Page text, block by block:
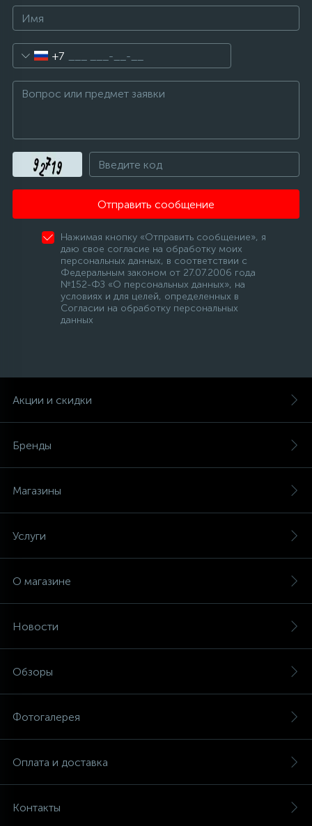
+7
Отправить сообщение
Нажимая кнопку «Отправить сообщение», я
даю свое согласие на обработку моих
персональных данных, в соответствии с
Федеральным законом от 27.07.2006 года
№152-ФЗ «О персональных данных», на
условиях и для целей, определенных в
Согласии на обработку персональных
данных
Акции и скидки
Бренды
Магазины
Услуги
О магазине
Новости
Обзоры
Фотогалерея
Оплата и доставка
Контакты